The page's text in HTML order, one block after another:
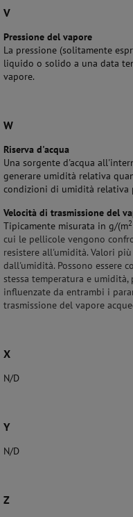
V
Pressione del vapore
La pressione (solitamente
liquido o solido a una data
vapore.
W
Riserva d'acqua
Una sorgente d'acqua
generare umidità relativa
condizioni di umidità relativa
Velocità di trasmissione del
Tipicamente misurata in g/(m2
cui le pellicole vengono
resistere all'umidità. Valori
dall'umidità. Possono essere
stessa temperatura e
influenzate da entrambi i
trasmissione del vapore
X
N/D
Y
N/D
Z